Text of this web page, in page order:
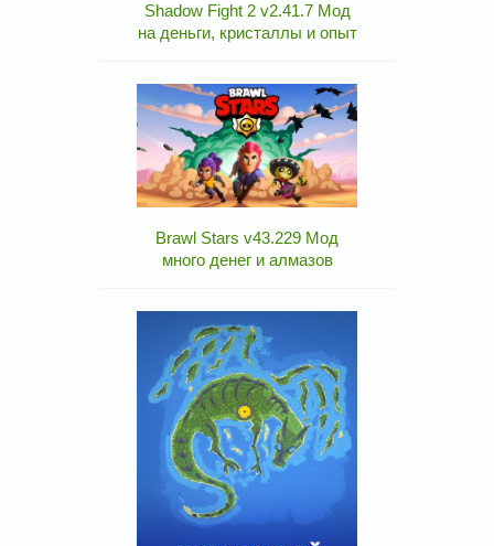
Shadow Fight 2 v2.41.7 Мод
на деньги, кристаллы и опыт
Brawl Stars v43.229 Мод
много денег и алмазов